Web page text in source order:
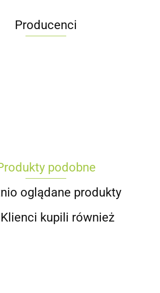
Producenci
podobne
oglądane produkty
kupili również